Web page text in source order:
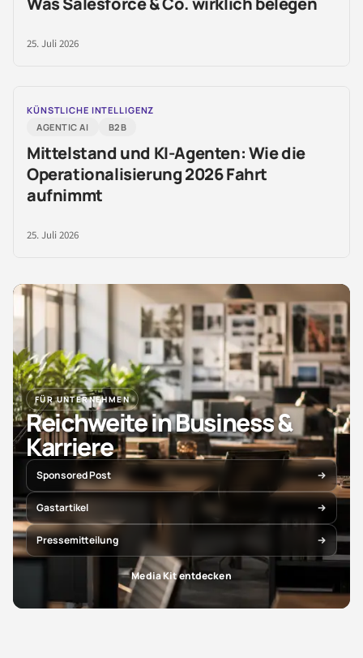
25. Juli 2026
KÜNSTLICHE INTELLIGENZ
AGENTIC AI
B2B
Mittelstand und KI-Agenten: Wie die
Operationalisierung 2026 Fahrt
aufnimmt
25. Juli 2026
FÜR UNTERNEHMEN
Reichweite in Business &
Karriere
Sponsored Post
Gastartikel
Pressemitteilung
Media Kit entdecken